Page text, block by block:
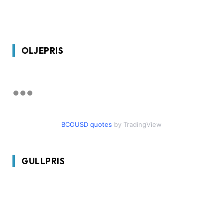
OLJEPRIS
BCOUSD quotes by TradingView
GULLPRIS